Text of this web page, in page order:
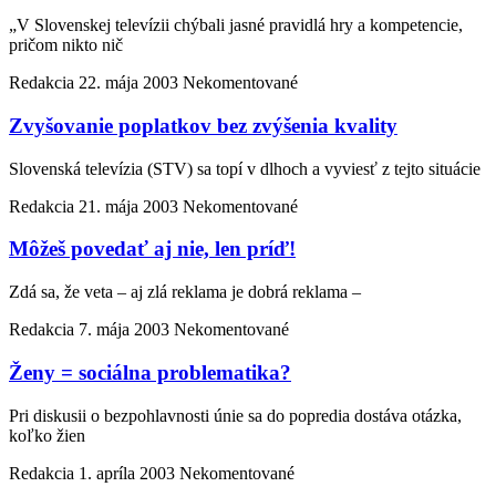
„V Slovenskej televízii chýbali jasné pravidlá hry a kompetencie,
pričom nikto nič
Redakcia 22. mája 2003 Nekomentované
Zvyšovanie poplatkov bez zvýšenia kvality
Slovenská televízia (STV) sa topí v dlhoch a vyviesť z tejto situácie
Redakcia 21. mája 2003 Nekomentované
Môžeš povedať aj nie, len príď!
Zdá sa, že veta – aj zlá reklama je dobrá reklama –
Redakcia 7. mája 2003 Nekomentované
Ženy = sociálna problematika?
Pri diskusii o bezpohlavnosti únie sa do popredia dostáva otázka,
koľko žien
Redakcia 1. apríla 2003 Nekomentované